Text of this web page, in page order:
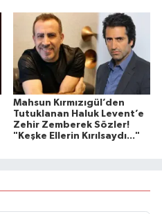
Mahsun Kırmızıgül’den
Tutuklanan Haluk Levent’e
Zehir Zemberek Sözler!
"Keşke Ellerin Kırılsaydı..."